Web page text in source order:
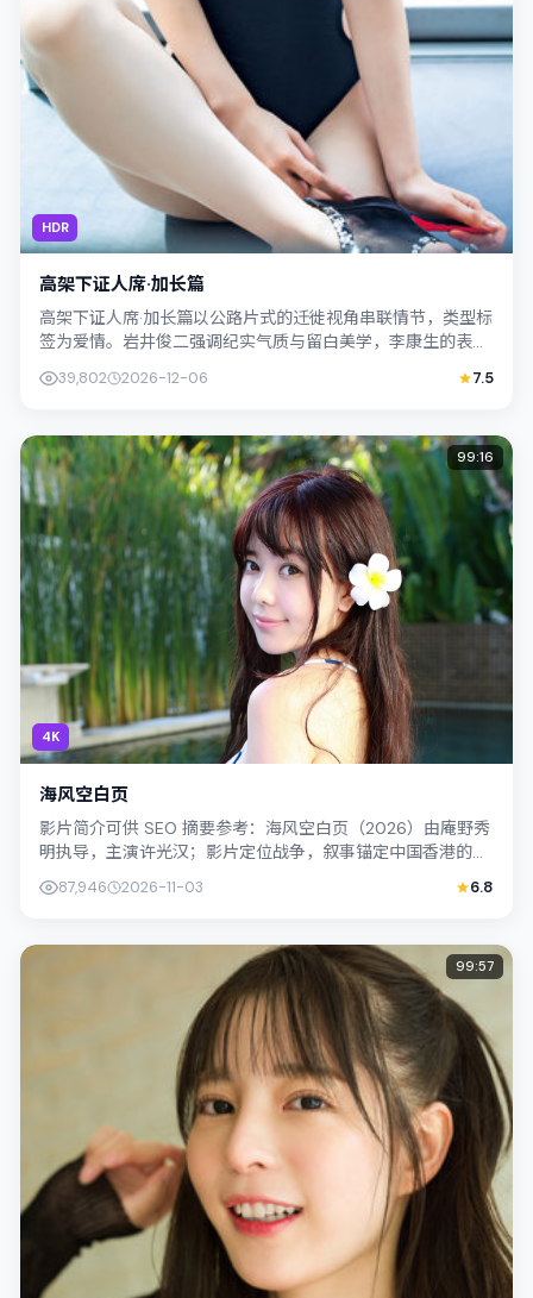
HDR
高架下证人席·加长篇
高架下证人席·加长篇以公路片式的迁徙视角串联情节，类型标
签为爱情。岩井俊二强调纪实气质与留白美学，李康生的表演
39,802 2026-12-06 7.5
4K
99:16
海风空白页
影片简介可供 SEO 摘要参考：海风空白页（2026）由庵野秀
明执导，主演许光汉；影片定位战争，叙事锚定中国香港的社
会议题与个体命运，镜头克制而...
87,946 2026-11-03 6.8
99:57